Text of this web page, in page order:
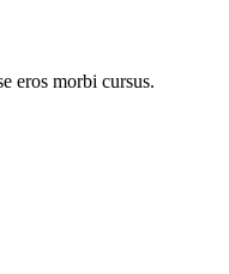
eros morbi cursus.